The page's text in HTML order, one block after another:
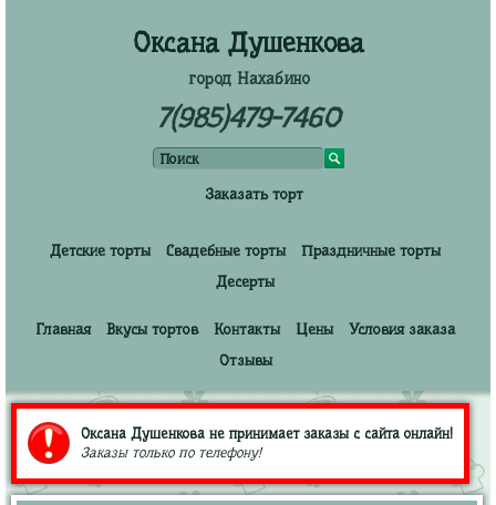
Оксана Душенкова
город Нахабино
7(985)479-7460
Заказать торт
Детские торты Свадебные торты
Праздничные торты
Десерты
Главная Вкусы тортов Контакты Цены
Условия заказа
Отзывы
Оксана Душенкова не принимает заказы с сайта онлайн!
Заказы только по телефону!